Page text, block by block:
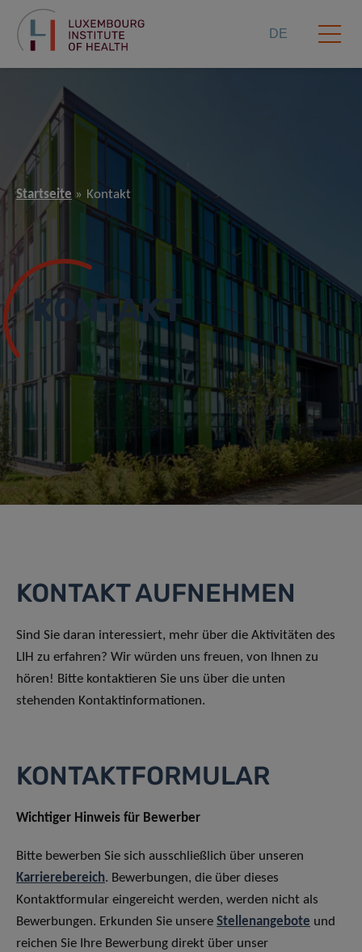
DE
Startseite Kontakt
KONTAKT
KONTAKT AUFNEHMEN
Sind Sie daran interessiert, mehr über die Aktivitäten des
LIH zu erfahren? Wir würden uns freuen, von Ihnen zu
hören! Bitte kontaktieren Sie uns über die unten
stehenden Kontaktinformationen.
KONTAKTFORMULAR
Wichtiger Hinweis für Bewerber
Bitte bewerben Sie sich ausschließlich über unseren
Karrierebereich. Bewerbungen, die über dieses
Kontaktformular eingereicht werden, werden nicht als
Bewerbungen. Erkunden Sie unsere Stellenangebote und
reichen Sie Ihre Bewerbung direkt über unser